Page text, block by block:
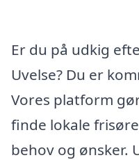
Er du på udkig
Uvelse? Du er
Vores platform
finde lokale
behov og ønsker.